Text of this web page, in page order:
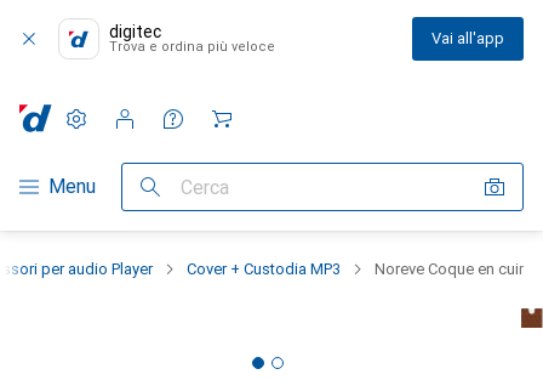
digitec
Trova e ordina più veloce Vai all'app
Categoria Navigazione
Menu Cerca
Impostazioni
Conto cliente
Liste di confronto
Liste dei desideri
Carrello
per audio Player Cover + Custodia MP3 Noreve Coque en cuir